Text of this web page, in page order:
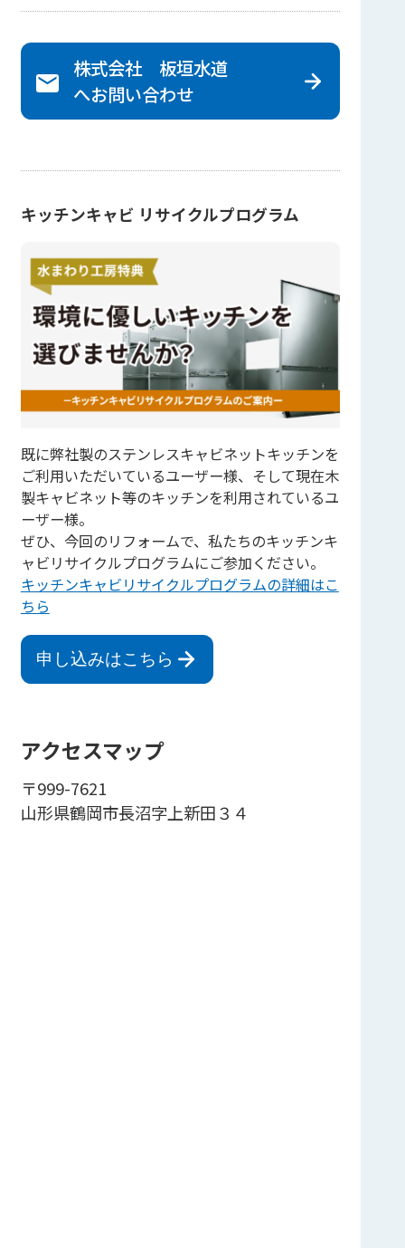
株式会社 板垣水道
へお問い合わせ
キッチンキャビ リサイクルプログラム
既に弊社製のステンレスキャビネットキッチンを
ご利用いただいているユーザー様、そして現在木
製キャビネット等のキッチンを利用されているユ
ーザー様。
ぜひ、今回のリフォームで、私たちのキッチンキ
ャビリサイクルプログラムにご参加ください。
キッチンキャビリサイクルプログラムの詳細はこ
ちら
申し込みはこちら
アクセスマップ
〒999-7621
山形県鶴岡市長沼字上新田３４